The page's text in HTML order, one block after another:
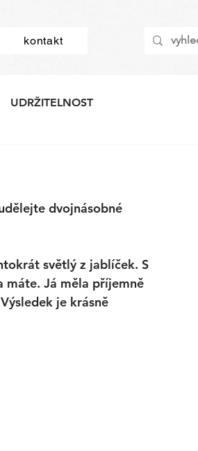
kontakt
UDRŽITELNOST
dvojnásobné
světlý z jablíček. S
máte. Já měla příjemně
je krásně